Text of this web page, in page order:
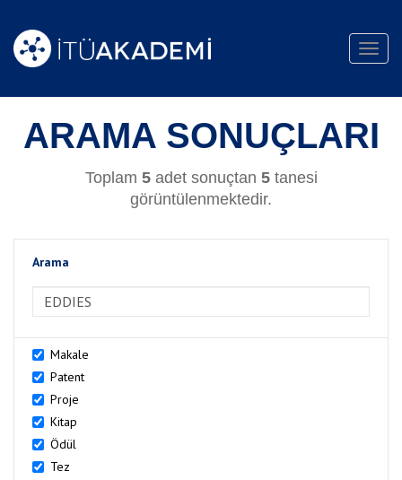
ARAMA SONUÇLARI
Toplam 5adet sonuçtan 5tanesi
görüntülenmektedir.
Arama
Makale
Patent
Proje
Kitap
Ödül
Tez